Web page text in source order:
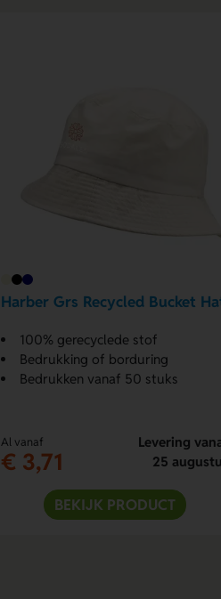
Harber Grs Recycled Bucket
100% gerecyclede stof
Bedrukking of borduring
Bedrukken vanaf 50 stuks
Al vanaf
€ 3,71
Levering
25
BEKIJK PRODUCT